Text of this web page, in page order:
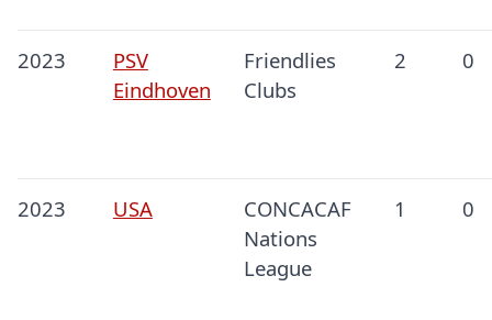
2023
PSV
Eindhoven
Friendlies
Clubs
2 0
2023 USA
CONCACAF
Nations
League
1 0